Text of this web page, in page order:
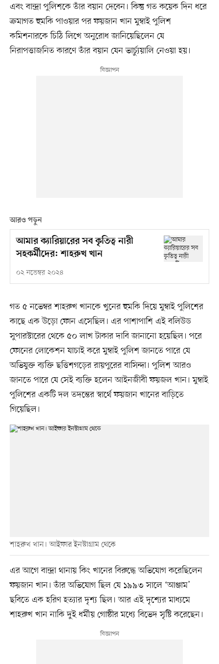
এবং বান্দ্রা পুলিশকে তাঁর বয়ান দেবেন। কিন্তু গত কয়েক দিন ধরে
ক্রমাগত হুমকি পাওয়ার পর ফয়জান খান মুম্বাই পুলিশ
কমিশনারকে চিঠি লিখে অনুরোধ জানিয়েছিলেন যে
নিরাপত্তাজনিত কারণে তাঁর বয়ান যেন ভার্চ্যুয়ালি নেওয়া হয়।
আরও পড়ুন
আমার ক্যারিয়ারের সব কৃতিত্ব নারী
সহকর্মীদের: শাহরুখ খান
০২ নভেম্বর ২০২৪
গত ৫ নভেম্বর শাহরুখ খানকে খুনের হুমকি দিয়ে মুম্বাই পুলিশের
কাছে এক উড়ো ফোন এসেছিল। এর পাশাপাশি এই বলিউড
সুপারস্টারের থেকে ৫০ লাখ টাকার দাবি জানানো হয়েছিল। পরে
ফোনের লোকেশন যাচাই করে মুম্বাই পুলিশ জানতে পারে যে
অভিযুক্ত ব্যক্তি ছত্তিশগড়ের রায়পুরের বাসিন্দা। পুলিশ আরও
জানতে পারে যে সেই ব্যক্তি হলেন আইনজীবী ফয়জল খান। মুম্বাই
পুলিশের একটি দল তদন্তের স্বার্থে ফয়জান খানের বাড়িতে
গিয়েছিল।
শাহরুখ খান। আইফার ইনস্টাগ্রাম থেকে
এর আগে বান্দ্রা থানায় কিং খানের বিরুদ্ধে অভিযোগ করেছিলেন
ফয়জান খান। তাঁর অভিযোগ ছিল যে ১৯৯৩ সালে ‘আঞ্জাম’
ছবিতে এক হরিণ হত্যার দৃশ্য ছিল। আর এই দৃশ্যের মাধ্যমে
শাহরুখ খান নাকি দুই ধর্মীয় গোষ্ঠীর মধ্যে বিভেদ সৃষ্টি করেছেন।